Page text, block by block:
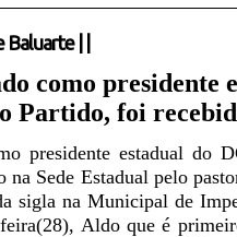
Baluarte
como presidente
Partido, foi
presidente estadual do
Sede Estadual pelo
sigla na Municipal de
feira(28), Aldo que é